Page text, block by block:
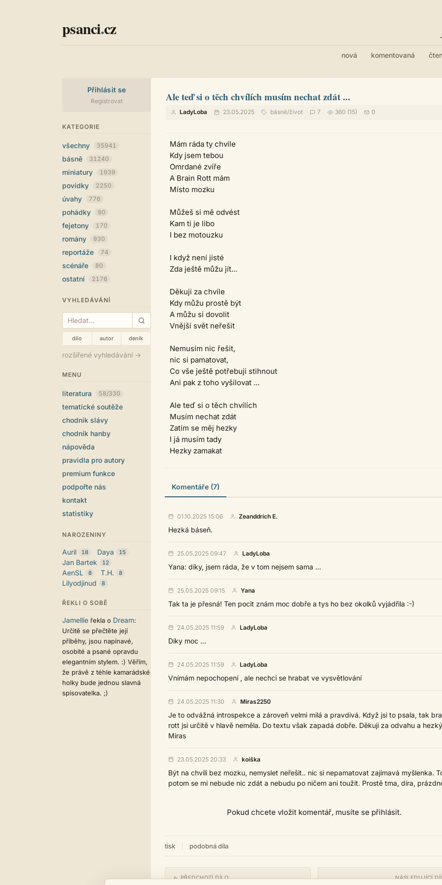
psanci.cz
nová komentovaná
Přihlásit se
Registrovat
KATEGORIE
všechny 35941
básně 31240
miniatury 1939
povídky 2250
úvahy 776
pohádky 90
fejetony 170
romány 930
reportáže 74
scénáře 80
ostatní 2176
VYHLEDÁVÁNÍ
dílo autor deník
rozšířené vyhledávání →
MENU
literatura 58/330
tematické soutěže
chodník slávy
chodník hanby
nápověda
pravidla pro autory
premium funkce
podpořte nás
kontakt
statistiky
NAROZENINY
Auril 18 Daya 15
Jan Bartek 12
AenSL 8 T.H. 8
Lilyodjinud 8
ŘEKLI O SOBĚ
Jamellie řekla o Dream:
Určitě se přečtěte její
příběhy, jsou napínavé,
osobité a psané opravdu
elegantním stylem. :) Věřím,
že právě z téhle kamarádské
holky bude jednou slavná
spisovatelka. ;)
Ale teď si o těch chvílích musím nechat zdát ...
LadyLoba 23.05.2025 básně/život 7 360 (15) 0
Mám ráda ty chvíle
Kdy jsem tebou
Omrdané zvíře
A Brain Rott mám
Místo mozku
Můžeš si mě odvést
Kam ti je libo
I bez motouzku
I když není jisté
Zda ještě můžu jít...
Děkuji za chvíle
Kdy můžu prostě být
A můžu si dovolit
Vnější svět neřešit
Nemusím nic řešit,
nic si pamatovat,
Co vše ještě potřebuji stihnout
Ani pak z toho vyšilovat ...
Ale teď si o těch chvílích
Musím nechat zdát
Zatím se měj hezky
I já musím tady
Hezky zamakat
Komentáře (7)
01.10.2025 15:06 Zeanddrich E.
Hezká báseň.
25.05.2025 09:47 LadyLoba
Yana: díky, jsem ráda, že v tom nejsem sama ...
25.05.2025 09:15 Yana
Tak ta je přesná! Ten pocit znám moc dobře a tys ho bez okolků vyjádřila :-)
24.05.2025 11:59 LadyLoba
Díky moc ...
24.05.2025 11:59 LadyLoba
Vnímám nepochopení , ale nechci se hrabat ve vysvětlování
24.05.2025 11:30 Miras2250
Je to odvážná introspekce a zároveň velmi milá a pravdivá. Když jsi to psala, tak
rott jsi určitě v hlavě neměla. Do textu však zapadá dobře. Děkuji za odvahu a
Miras
23.05.2025 20:33 koiška
Být na chvíli bez mozku, nemyslet neřešit.. nic si nepamatovat zajímavá myšlenka.
potom se mi nebude nic zdát a nebudu po ničem ani toužit. Prostě tma, díra,
Pokud chcete vložit komentář, musíte se přihlásit.
tisk podobná díla
← PŘEDCHOZÍ DÍLO NÁSLEDUJÍCÍ